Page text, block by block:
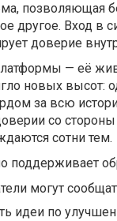
позволяющая
другое. Вход в
доверие
— её
новых высот:
за всю
со
сотни тем.
поддерживает
могут
идеи по